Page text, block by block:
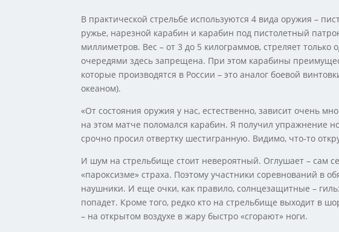
В практической стрельбе используются 4 вида оружия –
ружье, нарезной карабин и карабин под пистолетный
миллиметров. Вес – от 3 до 5 килограммов, стреляет
очередями здесь запрещена. При этом карабины
которые производятся в России – это аналог боевой
океаном).
«От состояния оружия у нас, естественно, зависит очень
на этом матче поломался карабин. Я получил упражнение
срочно просил отвертку шестигранную. Видимо, что-то
И шум на стрельбище стоит невероятный. Оглушает – сам
«пароксизме» страха. Поэтому участники соревнований в
наушники. И еще очки, как правило, солнцезащитные –
попадет. Кроме того, редко кто на стрельбище выходит в
– на открытом воздухе в жару быстро «сгорают» ноги.